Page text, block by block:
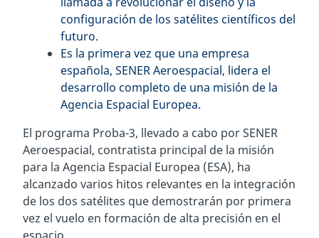
configuración de los satélites científicos del
futuro.
Es la primera vez que una empresa
española, SENER Aeroespacial, lidera el
desarrollo completo de una misión de la
Agencia Espacial Europea.
El programa Proba-3, llevado a cabo por SENER
Aeroespacial, contratista principal de la misión
para la Agencia Espacial Europea (ESA), ha
alcanzado varios hitos relevantes en la integración
de los dos satélites que demostrarán por primera
vez el vuelo en formación de alta precisión en el